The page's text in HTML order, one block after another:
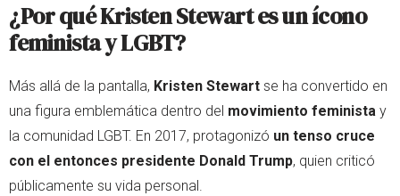
¿Por qué Kristen Stewart es un ícono
feminista y LGBT?
Más allá de la pantalla, Kristen Stewart se ha convertido en
una figura emblemática dentro del movimiento feminista y
la comunidad LGBT. En 2017, protagonizó un tenso cruce
con el entonces presidente Donald Trump, quien criticó
públicamente su vida personal.